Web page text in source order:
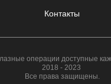
Контакты
операции доступные
2018 - 2023
Все права защищены.